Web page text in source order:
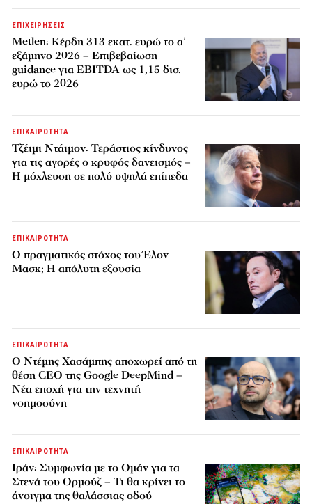
ΕΠΙΧΕΙΡΗΣΕΙΣ
Metlen: Κέρδη 313 εκατ. ευρώ το α’
εξάμηνο 2026 – Επιβεβαίωση
guidance για EBITDA ως 1,15 δισ.
ευρώ το 2026
ΕΠΙΚΑΙΡΟΤΗΤΑ
Τζέιμι Ντάιμον: Τεράστιος κίνδυνος
για τις αγορές ο κρυφός δανεισμός –
Η μόχλευση σε πολύ υψηλά επίπεδα
ΕΠΙΚΑΙΡΟΤΗΤΑ
Ο πραγματικός στόχος του Έλον
Μασκ; Η απόλυτη εξουσία
ΕΠΙΚΑΙΡΟΤΗΤΑ
Ο Ντέμης Χασάμπης αποχωρεί από τη
θέση CEO της Google DeepMind –
Νέα εποχή για την τεχνητή
νοημοσύνη
ΕΠΙΚΑΙΡΟΤΗΤΑ
Ιράν: Συμφωνία με το Ομάν για τα
Στενά του Ορμούζ – Τι θα κρίνει το
άνοιγμα της θαλάσσιας οδού